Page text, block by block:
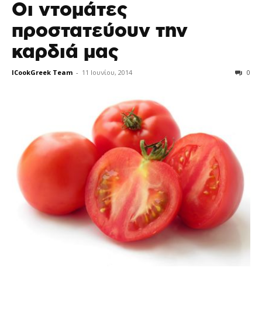
Οι ντομάτες
προστατεύουν την
καρδιά μας
ICookGreek Team - 11 Ιουνίου, 2014 0